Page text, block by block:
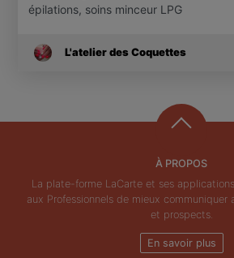
épilations, soins minceur LPG
L'atelier des Coquettes
À PROPOS
La plate-forme LaCarte et ses
aux Professionnels de mieux communiquer
et prospects.
En savoir plus